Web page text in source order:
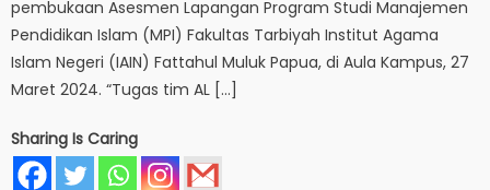
pembukaan Asesmen Lapangan Program Studi Manajemen
Pendidikan Islam (MPI) Fakultas Tarbiyah Institut Agama
Islam Negeri (IAIN) Fattahul Muluk Papua, di Aula Kampus, 27
Maret 2024. “Tugas tim AL […]
Sharing Is Caring